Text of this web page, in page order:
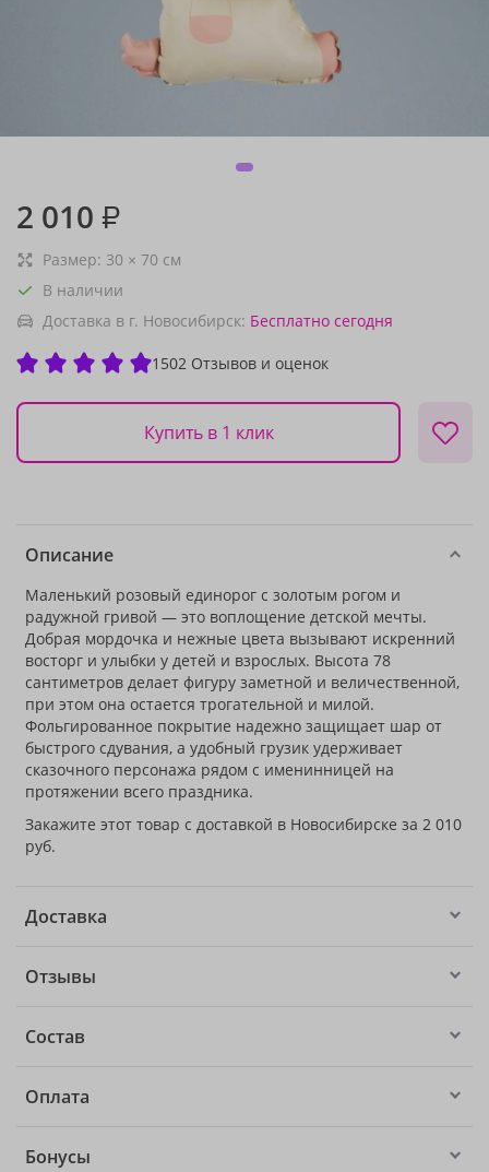
2 010 ₽
Размер: 30 × 70 см
В наличии
Доставка в г. Новосибирск: Бесплатно сегодня
1502 Отзывов и оценок
Купить в 1 клик
Описание
Маленький розовый единорог с золотым рогом и
радужной гривой — это воплощение детской мечты.
Добрая мордочка и нежные цвета вызывают искренний
восторг и улыбки у детей и взрослых. Высота 78
сантиметров делает фигуру заметной и величественной,
при этом она остается трогательной и милой.
Фольгированное покрытие надежно защищает шар от
быстрого сдувания, а удобный грузик удерживает
сказочного персонажа рядом с именинницей на
протяжении всего праздника.
Закажите этот товар с доставкой в Новосибирске за 2 010
руб.
Доставка
Отзывы
Состав
Оплата
Бонусы